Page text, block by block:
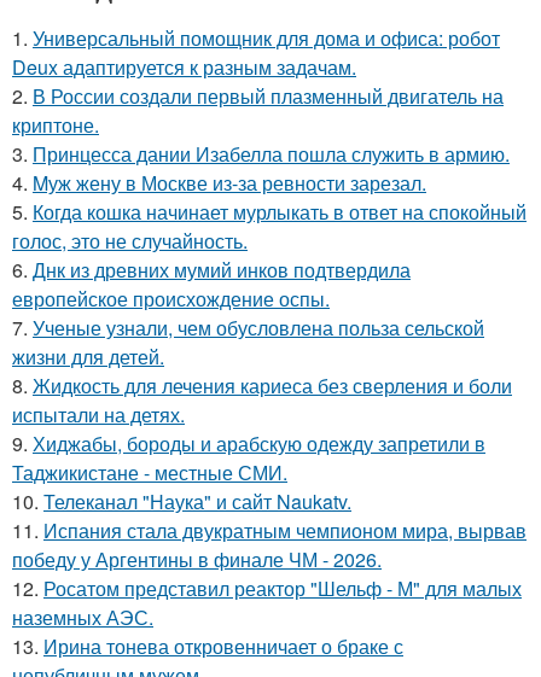
1. Универсальный помощник для дома и офиса: робот
Deux адаптируется к разным задачам.
2. В России создали первый плазменный двигатель на
криптоне.
3. Принцесса дании Изабелла пошла служить в армию.
4. Mуж жену в Москве из-за ревности зарезал.
5. Когда кошка начинает мурлыкать в ответ на спокойный
голос, это не случайность.
6. Днк из древних мумий инков подтвердила
европейское происхождение оспы.
7. Ученые узнали, чем обусловлена польза сельской
жизни для детей.
8. Жидкость для лечения кариеса без сверления и боли
испытали на детях.
9. Хиджабы, бороды и арабскую одежду запретили в
Таджикистане - местные СМИ.
10. Телеканал "Наука" и сайт Naukatv.
11. Испания стала двукратным чемпионом мира, вырвав
победу у Аргентины в финале ЧМ - 2026.
12. Росатом представил реактор "Шельф - М" для малых
наземных АЭС.
13. Ирина тонева откровенничает о браке с